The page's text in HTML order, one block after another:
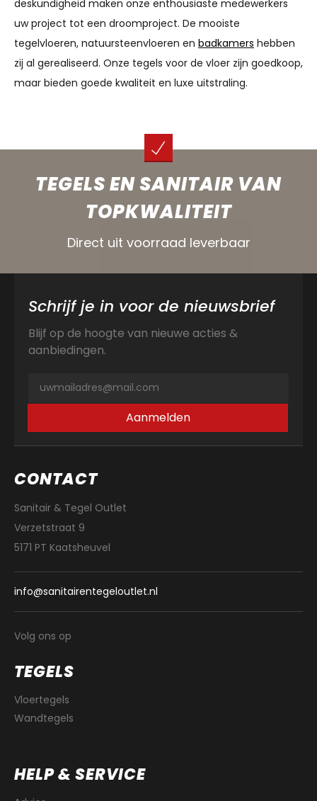
deskundigheid maken onze enthousiaste medewerkers
uw project tot een droomproject. De mooiste
tegelvloeren, natuursteenvloeren en badkamers hebben
zij al gerealiseerd. Onze tegels voor de vloer zijn goedkoop,
maar bieden goede kwaliteit en luxe uitstraling.
TEGELS EN SANITAIR VAN
TOPKWALITEIT
Direct uit voorraad leverbaar
Schrijf je in voor de nieuwsbrief
Blijf op de hoogte van nieuwe acties &
aanbiedingen.
Aanmelden
CONTACT
Sanitair & Tegel Outlet
Verzetstraat 9
5171 PT Kaatsheuvel
info@sanitairentegeloutlet.nl
Volg ons op
TEGELS
Vloertegels
Wandtegels
HELP & SERVICE